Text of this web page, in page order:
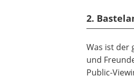
2.
Was ist der
und
Public-